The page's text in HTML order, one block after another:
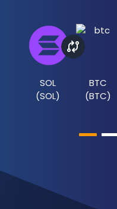
SOL
(SOL)
BTC
(BTC)